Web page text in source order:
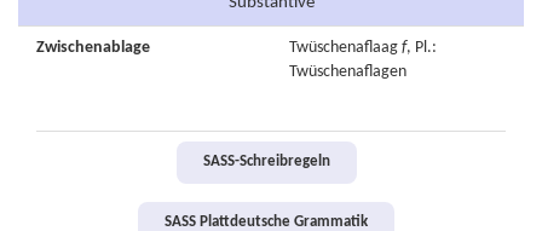
Zwischenablage Twüschenaflaag f, Pl.:
Twüschenaflagen
SASS-Schreibregeln
SASS Plattdeutsche Grammatik